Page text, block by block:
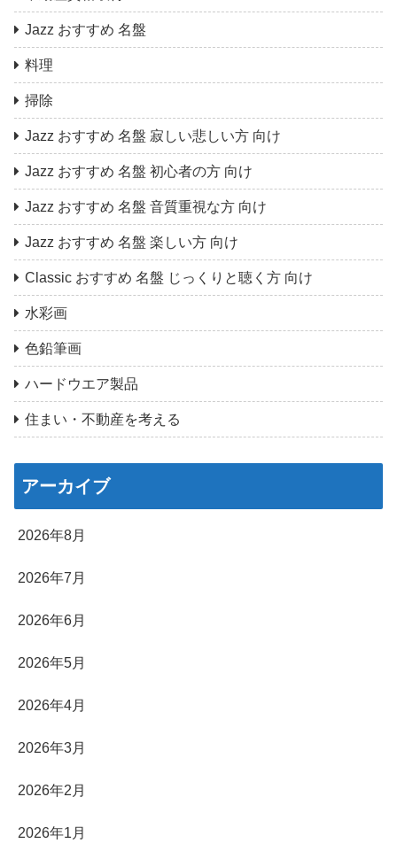
Jazz おすすめ 名盤
料理
掃除
Jazz おすすめ 名盤 寂しい悲しい方 向け
Jazz おすすめ 名盤 初心者の方 向け
Jazz おすすめ 名盤 音質重視な方 向け
Jazz おすすめ 名盤 楽しい方 向け
Classic おすすめ 名盤 じっくりと聴く方 向け
水彩画
色鉛筆画
ハードウエア製品
住まい・不動産を考える
アーカイブ
2026年8月
2026年7月
2026年6月
2026年5月
2026年4月
2026年3月
2026年2月
2026年1月